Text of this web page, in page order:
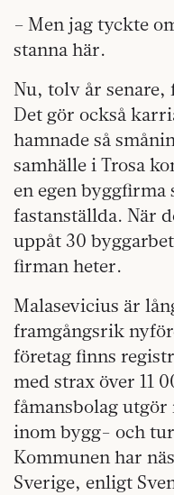
– Men jag tyckte
stanna här.
Nu, tolv år senare,
Det gör också
hamnade så
samhälle i Trosa
en egen
fastanställda. När
uppåt 30
firman heter.
Malasevicius är
framgångsrik
företag finns
med strax över 11
fåmansbolag
inom bygg- och
Kommunen har
Sverige, enligt